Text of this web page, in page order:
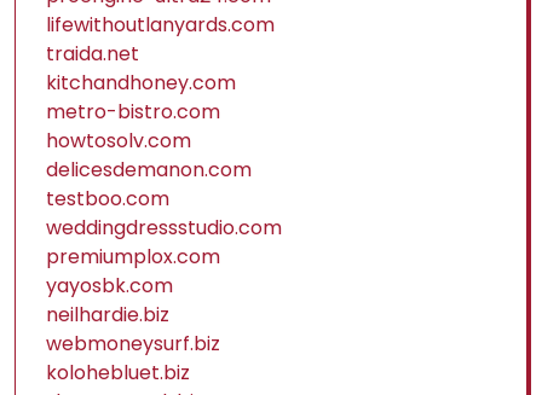
lifewithoutlanyards.com
traida.net
kitchandhoney.com
metro-bistro.com
howtosolv.com
delicesdemanon.com
testboo.com
weddingdressstudio.com
premiumplox.com
yayosbk.com
neilhardie.biz
webmoneysurf.biz
kolohebluet.biz